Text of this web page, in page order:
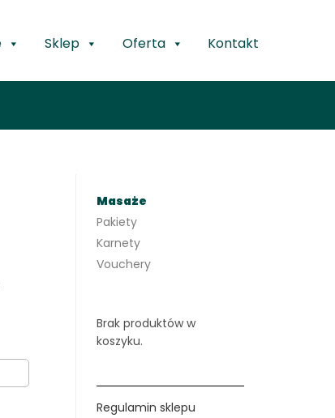
Sklep Oferta Kontakt
Karnety
Masaże
Pakiety
Vouchery
Brak produktów w
koszyku.
Regulamin sklepu